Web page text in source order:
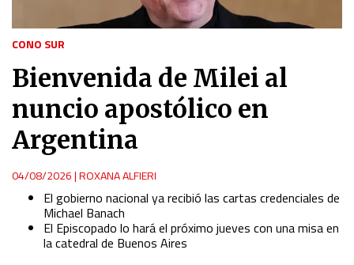
CONO SUR
Bienvenida de Milei al
nuncio apostólico en
Argentina
04/08/2026|ROXANA ALFIERI
El gobierno nacional ya recibió las cartas credenciales de
Michael Banach
El Episcopado lo hará el próximo jueves con una misa en
la catedral de Buenos Aires